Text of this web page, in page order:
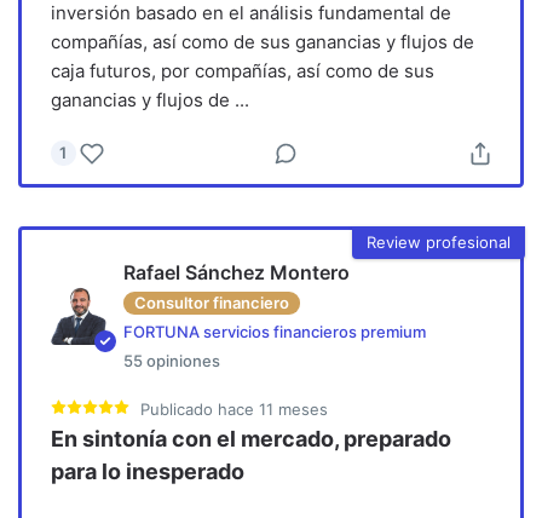
inversión basado en el análisis fundamental de
compañías, así como de sus ganancias y flujos de
caja futuros, por compañías, así como de sus
ganancias y flujos de ...
1
Review profesional
Rafael Sánchez Montero
Consultor financiero
FORTUNA servicios financieros premium
55 opiniones
Publicado hace 11 meses
En sintonía con el mercado, preparado
para lo inesperado